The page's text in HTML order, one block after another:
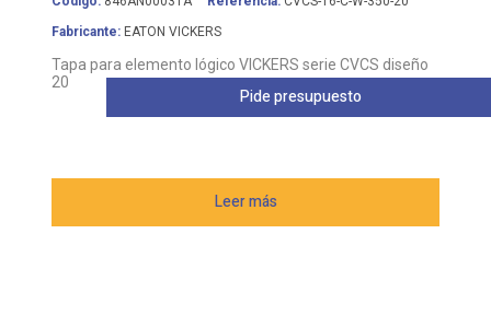
Fabricante: EATON VICKERS
Tapa para elemento lógico VICKERS serie CVCS diseño
20
Leer más
Pide presupuesto